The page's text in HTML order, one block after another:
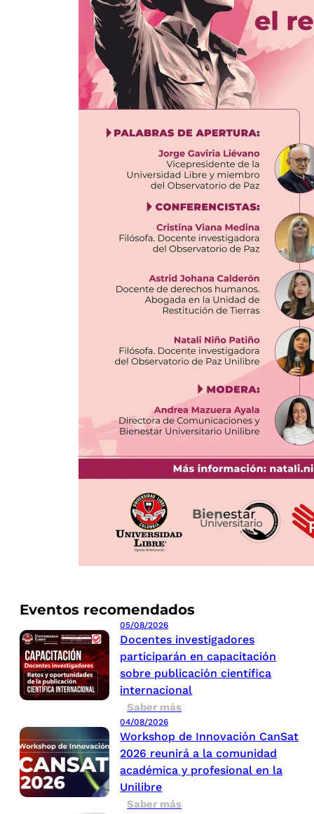
Eventos recomendados
05/08/2026
Docentes investigadores
participarán en capacitación
sobre publicación científica
internacional
Saber más
04/08/2026
Workshop de Innovación CanSat
2026 reunirá a la comunidad
académica y profesional en la
Unilibre
Saber más